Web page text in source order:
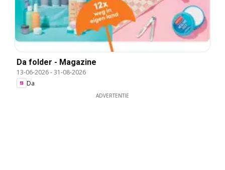
Da folder - Magazine
13-06-2026-31-08-2026
Da
ADVERTENTIE